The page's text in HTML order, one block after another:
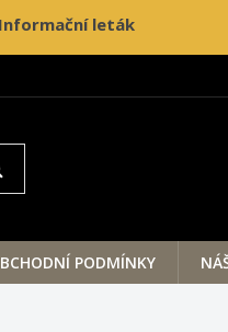
Informační leták
PODMÍNKY